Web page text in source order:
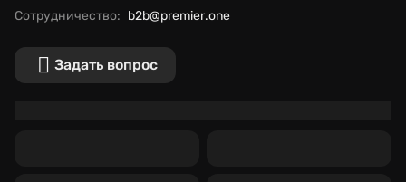
Сотрудничество: b2b@premier.one
Задать вопрос